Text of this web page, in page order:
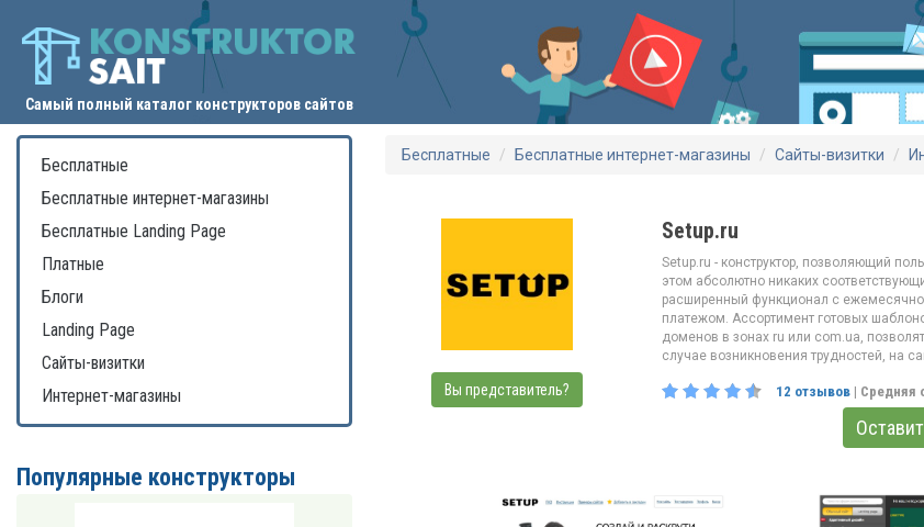
Самый полный каталог конструкторов сайтов
Бесплатные
Бесплатные интернет-магазины
Бесплатные Landing Page
Платные
Блоги
Landing Page
Сайты-визитки
Интернет-магазины
Популярные конструкторы
Бесплатные Бесплатные интернет-магазины Сайты-визитки
Вы представитель?
Setup.ru
Setup.ru - конструктор, позволяющий
этом абсолютно никаких
расширенный функционал с
платежом. Ассортимент готовых
доменов в зонах ru или com.ua,
случае возникновения трудностей, на
12 отзывов | Средняя